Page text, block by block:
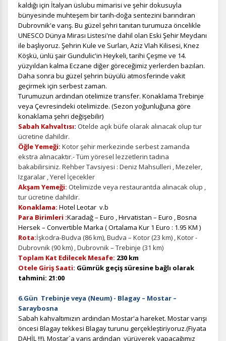
Zorunlu Çerezler HER ZAMAN AKTIF
Oturum yönetimi, güvenlik ve temel site işlevleri için
gereklidir. Bu çerezler olmadan site düzgün çalışmaz ve
devre dışı bırakılamaz.
İstatistik Çerezleri
Ziyaretçilerin siteyi nasıl kullandığını anonim olarak
ölçeriz. Hangi sayfaların popüler olduğunu ve
kullanıcıların nerede zorluk yaşadığını anlamamıza
yardımcı olur.
Pazarlama Çerezleri
Size ve ilgi alanlarınıza uygun reklamlar göstermek için
kullanılır. Kapatırsanız reklamları görmeye devam
edersiniz, ancak daha az alakalı olabilirler.
Tercihleri Kaydet
kaldığı için İtalyan üslubu mimarisi ve şehir dokusuyla
bünyesinde muhteşem bir tarih-doğa sentezini barındıran
Dubrovnik'e varış. Bu güzel şehri tanıtan turumuza öncelikle
UNESCO Dünya Mirası Listesi'ne dahil olan Eski Şehir Meydanı
ile başlıyoruz. Şehrin Kule ve Surları, Aziz Vlah Kilisesi, Knez
Köşkü, ünlü şair Gundulic'in Heykeli, tarihi Çeşme ve 14.
yüzyıldan kalma Eczane diğer göreceğimiz yerlerden bazıları.
Daha sonra bu güzel şehrin büyülü atmosferinde vakit
geçirmek için serbest zaman.
Turumuzun ardından otelimize transfer. Konaklama Trebinje
veya Çevresindeki otelimizde. (Sezon yoğunluğuna göre
konaklama şehri değişebilir)
Sabah Kahvaltısı: Otelde açık büfe olarak alınacak olup tur
ücretine dahildir.
Öğle Yemeği: Kotor şehir merkezinde serbest zamanda
ekstra alınacaktır.-Tüm yöresel lezzetlerin tadına
bakabilirsiniz. Rehber Tavsiyesi : Deniz Mahsulleri , Mezeler,
Izgaralar , Yerel İçecekler
Akşam Yemeği: Otelimizde veya restaurantda alınacak olup ,
tur ücretine dahildir.
Konaklama: Hotel Leotar v.b
Para Birimleri :Karadağ – Euro , Hırvatistan – Euro , Bosna
Hersek – Convertible Marka ( Ortalama Kur 1 Euro : 1.95 KM )
Rota:İşkodra-Budva (86 km), Budva – Kotor (23 km) , Kotor -
Dubrovnik (90 km) , Dubrovnik – Trebinje (31 km)
Toplam Kat Edilecek Mesafe: 230 km
Otele Giriş Saati: Gümrük geçiş süresine bağlı olarak
tahmini: 21:00
6.Gün Trebinjeveya (Neum) - Blagay – Mostar –
Saraybosna
Sabah kahvaltımızın ardından Mostar'a hareket. Mostar varışı
öncesi Blagay tekkesi Blagay turunu gerçekleştiriyoruz.(Fiyata
DAHİL !!!). Mostar`a varış ardından yürüyerek yapacağımız